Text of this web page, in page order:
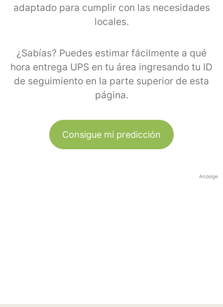
adaptado para cumplir con las necesidades
locales.
¿Sabías? Puedes estimar fácilmente a qué
hora entrega UPS en tu área ingresando tu ID
de seguimiento en la parte superior de esta
página.
Consigue mi predicción
Anzeige